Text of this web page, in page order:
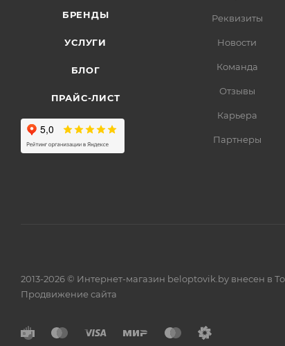
БРЕНДЫ
УСЛУГИ
БЛОГ
ПРАЙС-ЛИСТ
Реквизиты
Новости
Команда
Отзывы
Карьера
Партнеры
2013-2026 © Интернет-магазин beloptovik.by внесен в
Продвижение сайта